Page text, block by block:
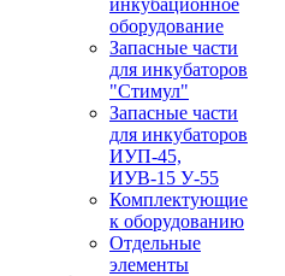
инкубационное
оборудование
Запасные части
для инкубаторов
"Стимул"
Запасные части
для инкубаторов
ИУП-45,
ИУВ-15 У-55
Комплектующие
к оборудованию
Отдельные
элементы